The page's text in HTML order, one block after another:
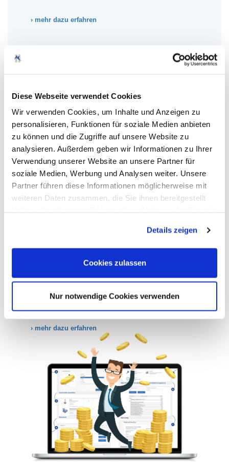
Diese Webseite verwendet Cookies
Wir verwenden Cookies, um Inhalte und Anzeigen zu
personalisieren, Funktionen für soziale Medien anbieten
zu können und die Zugriffe auf unsere Website zu
analysieren. Außerdem geben wir Informationen zu Ihrer
Verwendung unserer Website an unsere Partner für
soziale Medien, Werbung und Analysen weiter. Unsere
Partner führen diese Informationen möglicherweise mit
weiteren Daten zusammen, die Sie ihnen bereitgestellt
Cookies, wenn Sie unsere Webseite weiterhin nutzen.
Details zeigen
Cookies zulassen
Nur notwendige Cookies verwenden
› mehr dazu erfahren
Kostenstellen-
Management
In Ihrem Unternehmen kaufen verschiedene
Schnell verliert man dabei die Übersicht. Von
und Verteilung der Produkte an die
Fachabteilungen bis hin zur Bezahlung der
jede Position manuell zugeordnet werden.
Dieser Aufwand kostet Sie jede Menge Zeit
› mehr dazu erfahren